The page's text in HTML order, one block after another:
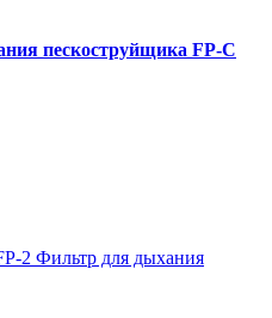
пескоструйщика FP-C